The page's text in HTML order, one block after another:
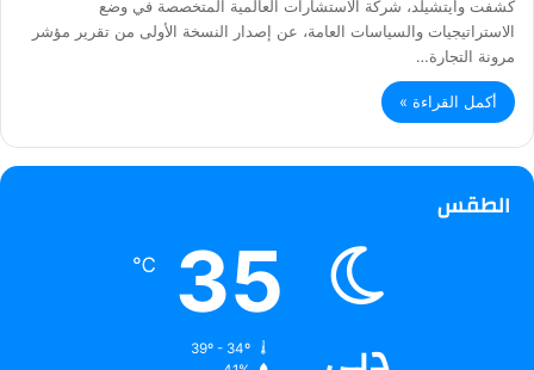
كشفت وايتشيلد، شركة الاستشارات العالمية المتخصصة في وضع
الاستراتيجيات والسياسات العامة، عن إصدار النسخة الأولى من تقرير مؤشر
مرونة التجارة…
أكمل القراءة »
الطقس
35
℃